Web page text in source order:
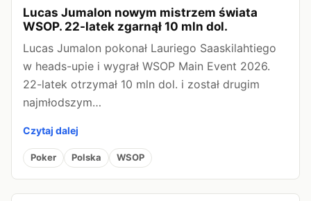
Lucas Jumalon nowym mistrzem świata
WSOP. 22-latek zgarnął 10 mln dol.
Lucas Jumalon pokonał Lauriego Saaskilahtiego
w heads-upie i wygrał WSOP Main Event 2026.
22-latek otrzymał 10 mln dol. i został drugim
najmłodszym…
Czytaj dalej
Poker Polska WSOP